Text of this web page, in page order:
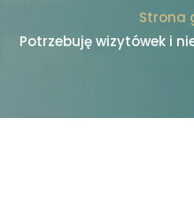
Strona
Potrzebuję wizytówek i